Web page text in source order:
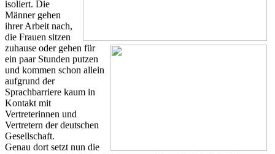
isoliert. Die
Männer gehen
ihrer Arbeit nach,
die Frauen sitzen
zuhause oder gehen für
ein paar Stunden putzen
und kommen schon allein
aufgrund der
Sprachbarriere kaum in
Kontakt mit
Vertreterinnen und
Vertretern der deutschen
Gesellschaft.
Genau dort setzt nun die